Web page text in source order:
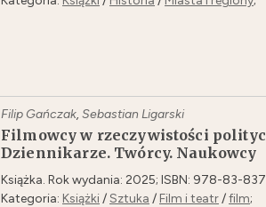
Filip Gańczak, Sebastian Ligarski
Filmowcy w rzeczywistości
Dziennikarze. Twórcy. Naukowcy
Książka. Rok wydania: 2025; ISBN: 978-83-
Kategoria: Książki/Sztuka / Film i teatr/film;